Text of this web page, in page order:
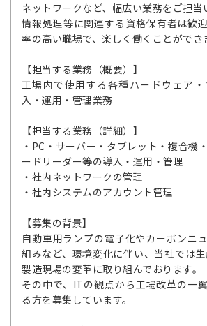
ネットワークなど、幅広い業務をご担当
情報処理等に関連する資格保有者は歓
率の高い職場で、楽しく働くことができ
【担当する業務（概要）】
工場内で使用する各種ハードウェア
入・運用・管理業務
【担当する業務（詳細）】
・PC・サーバー・タブレット・複合機
ードリーダー等の導入・運用・管理
・社内ネットワークの管理
・社内システムのアカウント管理
【募集の背景】
自動車用ランプの電子化やカーボンニ
組みなど、環境変化に伴い、当社では
製造現場の変革に取り組んでおります。
その中で、ITの観点から工場改革の一
る方を募集しています。